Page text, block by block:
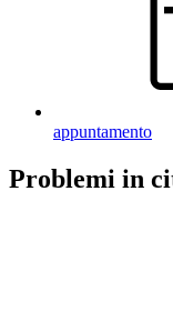
appuntamento
Problemi in